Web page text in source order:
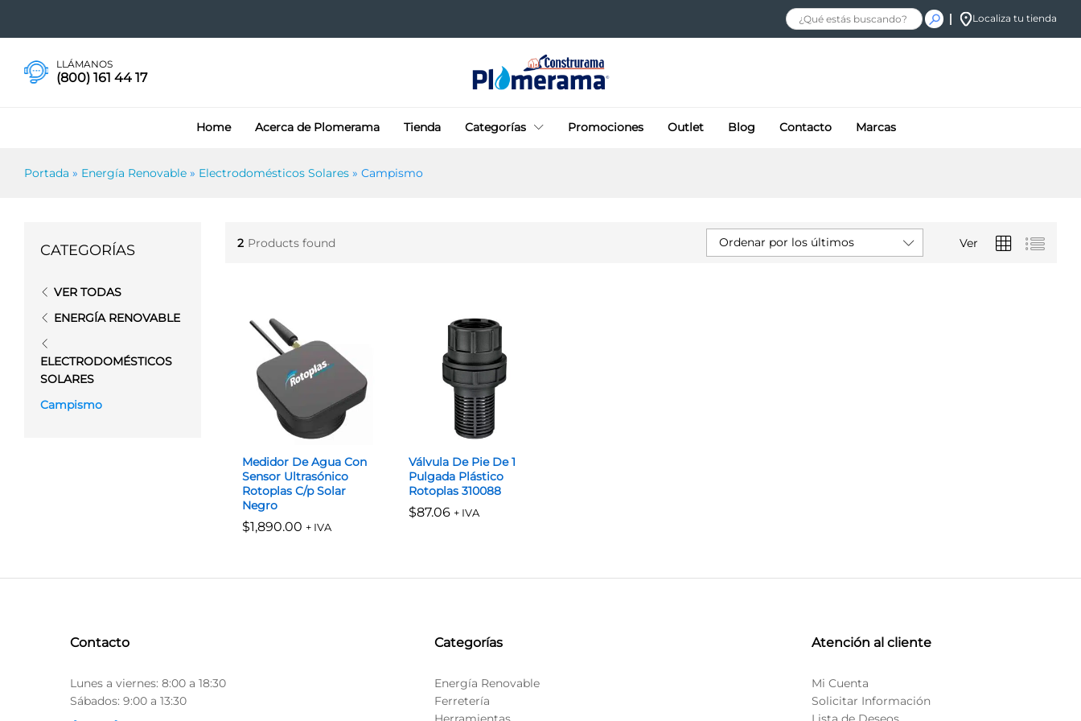
Localiza tu tienda
LLÁMANOS
(800) 161 44 17
Home Acerca de Plomerama Tienda Categorías Promociones Outlet Blog Contacto Marcas
Portada » Energía Renovable » Electrodomésticos Solares » Campismo
2 Products found Ver
Ordenar por los últimos
Medidor De Agua Con
Sensor Ultrasónico
Rotoplas C/p Solar
Negro
$1,890.00 + IVA
$1,890.00
Válvula De Pie De 1
Pulgada Plástico
Rotoplas 310088
$87.06 + IVA
$87.06
CATEGORÍAS
VER TODAS
ENERGÍA RENOVABLE
ELECTRODOMÉSTICOS
SOLARES
Campismo
Contacto
Lunes a viernes: 8:00 a 18:30
Sábados: 9:00 a 13:30
Categorías
Energía Renovable
Ferretería
Atención al cliente
Mi Cuenta
Solicitar Información